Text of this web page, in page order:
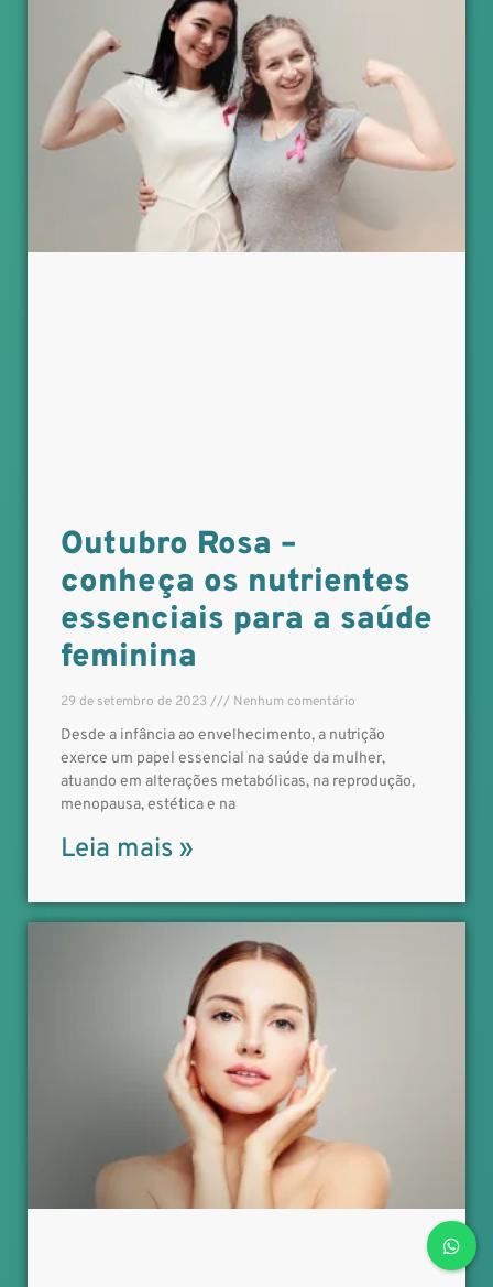
Outubro Rosa –
conheça os nutrientes
essenciais para a saúde
feminina
29 de setembro de 2023 Nenhum comentário
Desde a infância ao envelhecimento, a nutrição
exerce um papel essencial na saúde da mulher,
atuando em alterações metabólicas, na reprodução,
menopausa, estética e na
Leia mais »